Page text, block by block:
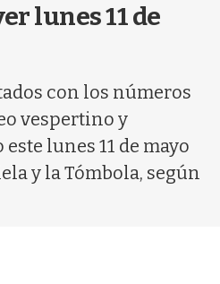
lunes 11 de
con los números
vespertino y
lunes 11 de mayo
y la Tómbola, según